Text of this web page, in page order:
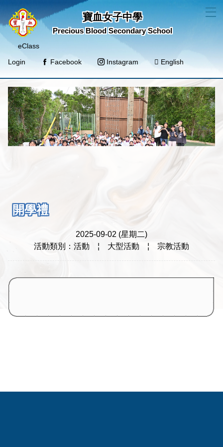
寶血女子中學
Precious Blood Secondary School
eClass
Login
Facebook Instagram English
開學禮
2025-09-02 (星期二)
活動類別：活動
¦ 大型活動 ¦ 宗教活動